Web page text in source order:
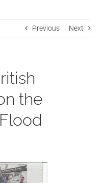
Previous Next
the